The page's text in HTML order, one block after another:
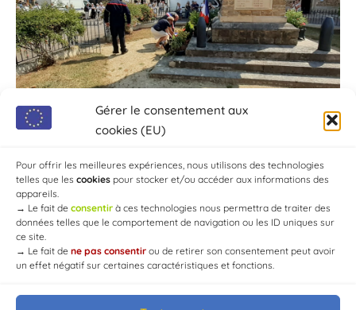
Gérer le consentement aux
cookies (EU)
Pour offrir les meilleures expériences, nous utilisons des technologies
telles que les cookies pour stocker et/ou accéder aux informations des
appareils.
→ Le fait de consentir à ces technologies nous permettra de traiter des
données telles que le comportement de navigation ou les ID uniques sur
ce site.
→ Le fait de ne pas consentir ou de retirer son consentement peut avoir
un effet négatif sur certaines caractéristiques et fonctions.